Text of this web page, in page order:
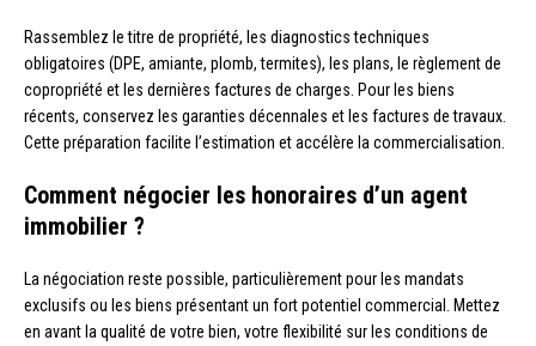
Rassemblez le titre de propriété, les diagnostics techniques
obligatoires (DPE, amiante, plomb, termites), les plans, le règlement de
copropriété et les dernières factures de charges. Pour les biens
récents, conservez les garanties décennales et les factures de travaux.
Cette préparation facilite l’estimation et accélère la commercialisation.
Comment négocier les honoraires d’un agent
immobilier ?
La négociation reste possible, particulièrement pour les mandats
exclusifs ou les biens présentant un fort potentiel commercial. Mettez
en avant la qualité de votre bien, votre flexibilité sur les conditions de